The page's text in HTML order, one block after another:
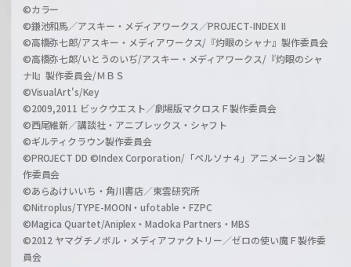
©カラー
©鎌池和馬／アスキー・メディアワークス／PROJECT-INDEX II
©高橋弥七郎/アスキー・メディアワークス/『灼眼のシャナ』製作委員会
©高橋弥七郎/いとうのいぢ/アスキー・メディアワークス/『灼眼のシャ
ナII』製作委員会/ＭＢＳ
©VisualArt's/Key
©2009,2011 ビックウエスト／劇場版マクロスＦ製作委員会
©西尾維新／講談社・アニプレックス・シャフト
©ギルティクラウン製作委員会
©PROJECT DD ©Index Corporation/「ペルソナ４」アニメーション製
作委員会
©あらゐけいいち・角川書店／東雲研究所
©Nitroplus/TYPE-MOON・ufotable・FZPC
©Magica Quartet/Aniplex・Madoka Partners・MBS
©2012 ヤマグチノボル・メディアファクトリー／ゼロの使い魔Ｆ製作委
員会